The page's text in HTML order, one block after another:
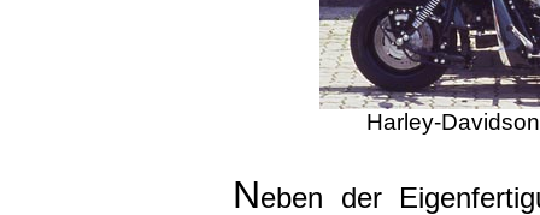
Harley-
Neben der